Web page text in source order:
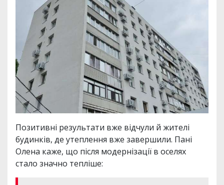
Позитивні результати вже відчули й жителі
будинків, де утеплення вже завершили. Пані
Олена каже, що після модернізації в оселях
стало значно тепліше: